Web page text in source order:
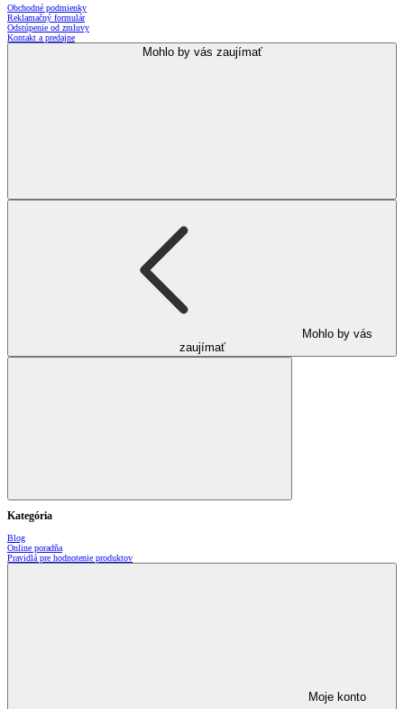
Obchodné podmienky
Reklamačný formulár
Odstúpenie od zmluvy
Kontakt a predajne
Mohlo by vás zaujímať
Mohlo by vás
zaujímať
Kategória
Blog
Online poradňa
Pravidlá pre hodnotenie produktov
Moje konto